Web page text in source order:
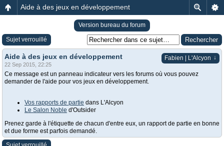
Aide à des jeux en développement
Version bureau du forum
Sujet verrouillé
Fabien | L'Alcyon ↓
Aide à des jeux en développement
22 Sep 2015, 22:25
Ce message est un panneau indicateur vers les forums où vous pouvez
demander de l'aide pour vos jeux en développement.
Vos rapports de partie dans L'Alcyon
Le Salon Noble d'Outsider
Prenez garde à l'étiquette de chacun d'entre eux, un rapport de partie en bonne
et due forme est parfois demandé.